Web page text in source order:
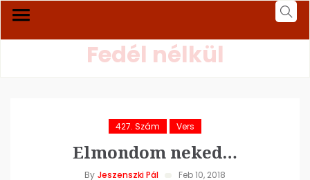
Fedél nélkül
427. Szám Vers
Elmondom neked…
By Jeszenszki Pál Feb 10, 2018